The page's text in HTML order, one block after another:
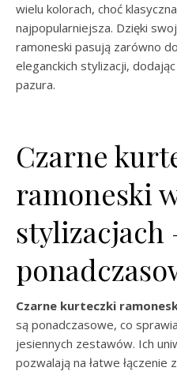
wielu kolorach, choć
najpopularniejsza. Dzięki
ramoneski pasują zarówno
eleganckich stylizacji,
pazura.
Czarne
ramoneski
stylizacjach
Czarne kurteczki
są ponadczasowe, co
jesiennych zestawów. Ich
pozwalają na łatwe łączenie